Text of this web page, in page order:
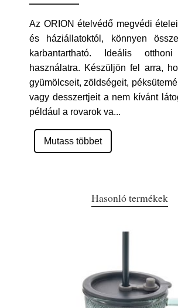
Az ORION ételvédő megvédi
és háziállatoktól, könnyen
karbantartható. Ideális
használatra. Készüljön fel arra,
gyümölcseit, zöldségeit,
vagy desszertjeit a nem kívánt
például a rovarok va...
Mutass többet
Hasonló termékek